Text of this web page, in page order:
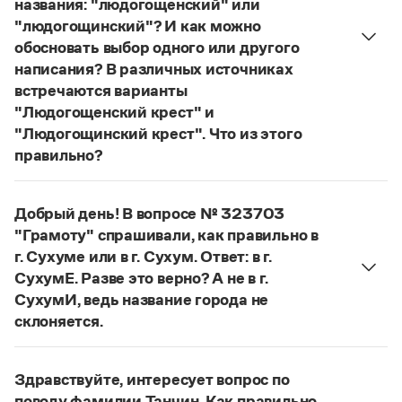
Словари русского языка как государственного
Справочники
Правила русской орфографии и пунктуации
Русский язык. Краткий теоретический курс
для школьников
Письмовник
Словарь-справочник трудностей
Справочник по фразеологии
Азбучные истины
Словарь-справочник непростые слова
Все справочники портала
Новости и события
Управление в русском языке
Словарь русских имён
Словарь методических терминов
Правила русской орфографии и пунктуации
(1956)
названия: "людогощенский" или
"людогощинский"? И как можно
обосновать выбор одного или другого
написания? В различных источниках
встречаются варианты
"Людогощенский крест" и
"Людогощинский крест". Что из этого
правильно?
Есть орфографическое правило:
географических названий на -а(-я), пишется
суффикс -
инск-. Правильно:Людогоща—
людогощинский . Ср.:Балашиха —балашихинский
Ельня— ельнинский,Истра— истринский
Находка—находкинский ,Охта—
Ялта—ялтинский
Добрый день! В вопросе № 323703
"Грамоту" спрашивали, как правильно в
г. Сухуме или в г. Сухум. Ответ: в г.
СухумЕ. Разве это верно? А не в г.
СухумИ, ведь название города не
склоняется.
Если название используется в формеСухум, оно
в г. Сухуме. Если название используется в форме
Здравствуйте, интересует вопрос по